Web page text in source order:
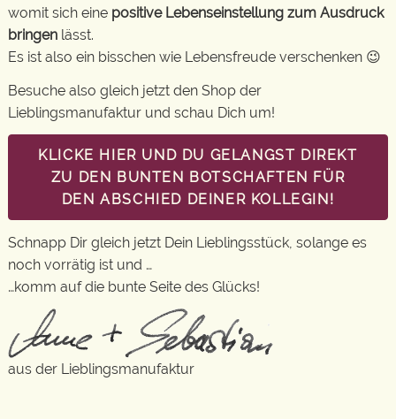
womit sich eine positive Lebenseinstellung zum Ausdruck
bringen lässt.
Es ist also ein bisschen wie Lebensfreude verschenken 😉
Besuche also gleich jetzt den Shop der
Lieblingsmanufaktur und schau Dich um!
KLICKE HIER UND DU GELANGST DIREKT
ZU DEN BUNTEN BOTSCHAFTEN FÜR
DEN ABSCHIED DEINER KOLLEGIN!
Schnapp Dir gleich jetzt Dein Lieblingsstück, solange es
noch vorrätig ist und …
…komm auf die bunte Seite des Glücks!
aus der Lieblingsmanufaktur